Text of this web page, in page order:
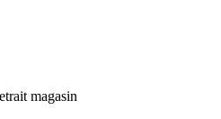
magasin